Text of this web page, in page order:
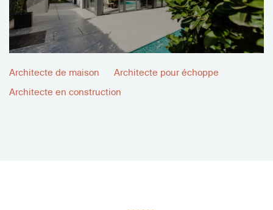
Architecte de maison
Architecte pour échoppe
Architecte en construction